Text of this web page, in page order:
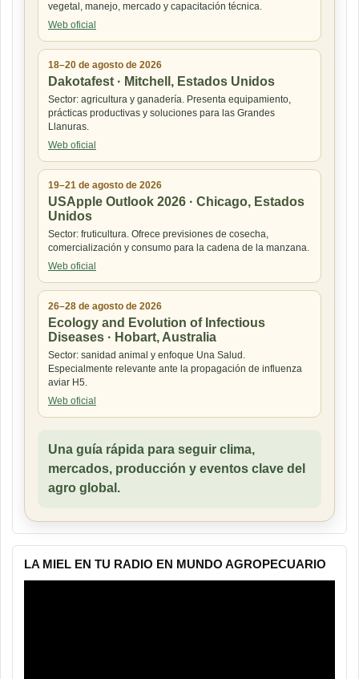
vegetal, manejo, mercado y capacitación técnica.
Web oficial
18–20 de agosto de 2026
Dakotafest · Mitchell, Estados Unidos
Sector: agricultura y ganadería. Presenta equipamiento,
prácticas productivas y soluciones para las Grandes
Llanuras.
Web oficial
19–21 de agosto de 2026
USApple Outlook 2026 · Chicago, Estados
Unidos
Sector: fruticultura. Ofrece previsiones de cosecha,
comercialización y consumo para la cadena de la manzana.
Web oficial
26–28 de agosto de 2026
Ecology and Evolution of Infectious
Diseases · Hobart, Australia
Sector: sanidad animal y enfoque Una Salud.
Especialmente relevante ante la propagación de influenza
aviar H5.
Web oficial
Una guía rápida para seguir clima,
mercados, producción y eventos clave del
agro global.
LA MIEL EN TU RADIO EN MUNDO AGROPECUARIO